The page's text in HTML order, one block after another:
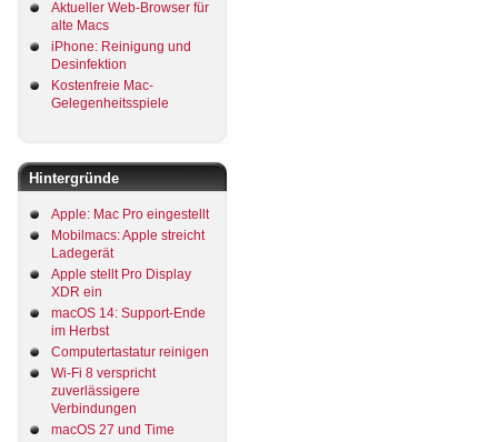
Aktueller Web-Browser für
alte Macs
iPhone: Reinigung und
Desinfektion
Kostenfreie Mac-
Gelegenheitsspiele
Hintergründe
Apple: Mac Pro eingestellt
Mobilmacs: Apple streicht
Ladegerät
Apple stellt Pro Display
XDR ein
macOS 14: Support-Ende
im Herbst
Computertastatur reinigen
Wi-Fi 8 verspricht
zuverlässigere
Verbindungen
macOS 27 und Time